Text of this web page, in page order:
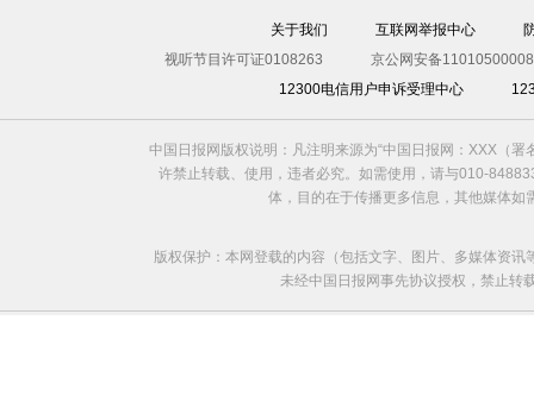
欧洲国家不愿与俄罗斯闹僵
关于我们 互联网举报中心
视听节目许可证0108263
京公网安备
12300电信用户申诉受理中心
中国日报网版权说明：凡注明来源为“中国日报网：XXX（
许禁止转载、使用，违者必究。如需使用，请与010-
体，目的在于传播更多信息，其他媒体
版权保护：本网登载的内容（包括文字、图片、多媒体资
未经中国日报网事先协议授权，禁止转